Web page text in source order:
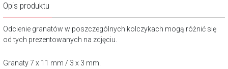
Opis produktu
Odcienie granatów w poszczególnych kolczykach mogą różnić się
od tych prezentowanych na zdjęciu.
Granaty 7 x 11 mm / 3 x 3 mm.